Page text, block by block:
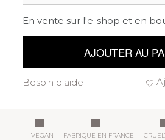
En vente sur l'e-shop et en
AJOUTER AU
Besoin d'aide
VEGAN FABRIQUÉ EN FRANCE